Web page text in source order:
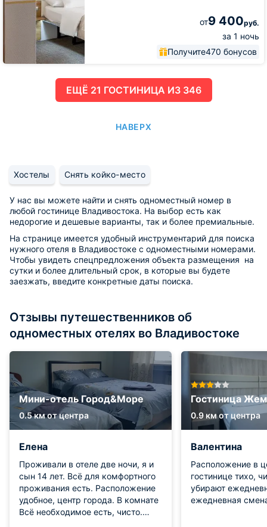
от9 400руб.
за 1 ночь
Получите470 бонусов
ЕЩË 21 ГОСТИНИЦА ИЗ 346
НАВЕРХ
Хостелы Снять койко-место
У нас вы можете найти и снять одноместный номер в
любой гостинице Владивостока. На выбор есть как
недорогие и дешевые варианты, так и более премиальные.
На странице имеется удобный инструментарий для поиска
нужного отеля в Владивостоке с одноместными номерами.
Чтобы увидеть спецпредложения объекта размещения на
сутки и более длительный срок, в которые вы будете
заезжать, введите конкретные даты поиска.
Отзывы путешественников об
одноместных отелях во Владивостоке
Мини-отель Город&Море
0.5 км от центра
Елена
Проживали в отеле две ночи, я и
сын 14 лет. Всё для комфортного
проживания есть. Расположение
удобное, центр города. В комнате
Всё необходимое есть, чисто.
Гостиница
0.9 км от центра
Валентина
Расположение в
гостинице тихо,
убирают
ежедневная